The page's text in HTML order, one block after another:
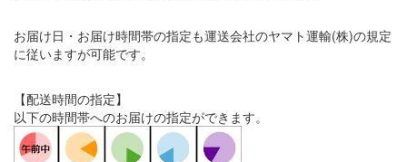
お届け日・お届け時間帯の指定も運送会社のヤマト運輸(株)の規定
に従いますが可能です。
【配送時間の指定】
以下の時間帯へのお届けの指定ができます。